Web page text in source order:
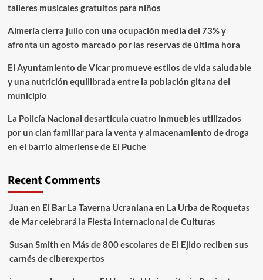
talleres musicales gratuitos para niños
Almería cierra julio con una ocupación media del 73% y
afronta un agosto marcado por las reservas de última hora
El Ayuntamiento de Vícar promueve estilos de vida saludable
y una nutrición equilibrada entre la población gitana del
municipio
La Policía Nacional desarticula cuatro inmuebles utilizados
por un clan familiar para la venta y almacenamiento de droga
en el barrio almeriense de El Puche
Recent Comments
Juan en El Bar La Taverna Ucraniana en La Urba de Roquetas
de Mar celebrará la Fiesta Internacional de Culturas
Susan Smith en Más de 800 escolares de El Ejido reciben sus
carnés de ciberexpertos